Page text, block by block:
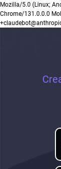
Mozilla/5.0 (Linux;
Chrome/131.0.0.0